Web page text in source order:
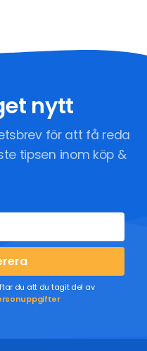
nytt
för att få reda
tipsen inom köp &
du att du tagit del av